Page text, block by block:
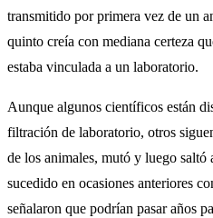
transmitido por primera vez de un
quinto creía con mediana certeza
estaba vinculada a un laboratorio.
Aunque algunos científicos están
filtración de laboratorio, otros
de los animales, mutó y luego saltó
sucedido en ocasiones anteriores
señalaron que podrían pasar años